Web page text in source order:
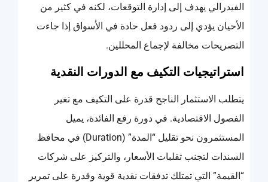
الفيدرالي يهدف إلى إدارة التوقعات، لكنه في كثير من
الأحيان يؤدي إلى ردود فعل حادة في الأسواق إذا جاءت
التصريحات مخالفة لإجماع المحللين.
استراتيجيات التكيف مع الدورات النقدية
يتطلب الاستثمار الناجح قدرة على التكيف مع تغير
الفصول الاقتصادية. في دورة رفع الفائدة، يميل
المستثمرون نحو تقليل “المدة” (Duration) في محافظ
السندات لتجنب تقلبات الأسعار، والتركيز على شركات
“القيمة” التي تمتلك تدفقات نقدية قوية وقدرة على تمرير